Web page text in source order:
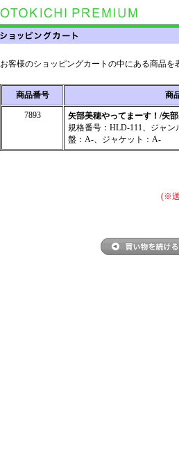
お客様のショッピングカートの中にある商品を
商品番号 商
7893
矢部美穂やってまーす！/矢
規格番号：HLD-111、ジャン
盤：A-、ジャケット：A-
(※送